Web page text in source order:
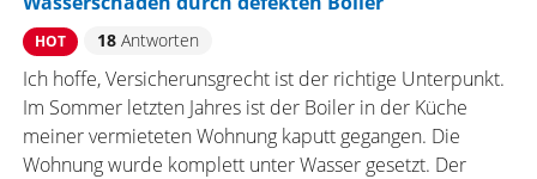
HOT 18Antworten
Ich hoffe, Versicherunsgrecht ist der richtige Unterpunkt.
Im Sommer letzten Jahres ist der Boiler in der Küche
meiner vermieteten Wohnung kaputt gegangen. Die
Wohnung wurde komplett unter Wasser gesetzt. Der